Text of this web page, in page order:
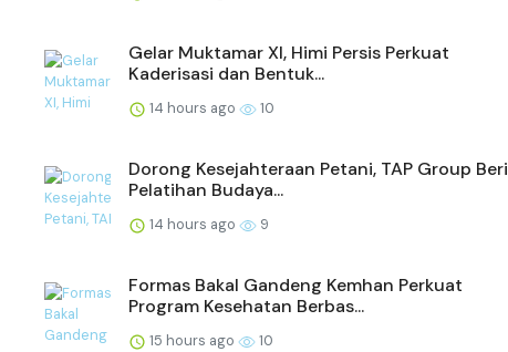
Gelar Muktamar XI, Himi Persis Perkuat
Kaderisasi dan Bentuk...
14 hours ago 10
Dorong Kesejahteraan Petani, TAP Group Beri
Pelatihan Budaya...
14 hours ago 9
Formas Bakal Gandeng Kemhan Perkuat
Program Kesehatan Berbas...
15 hours ago 10